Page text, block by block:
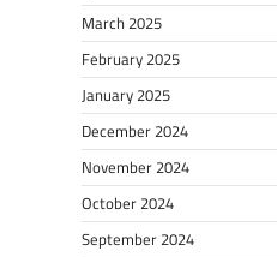
March 2025
February 2025
January 2025
December 2024
November 2024
October 2024
September 2024